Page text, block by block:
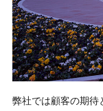
弊社では顧客の期待